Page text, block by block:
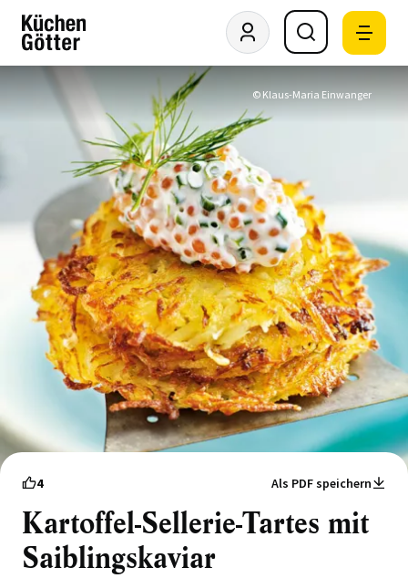
© Klaus-Maria Einwanger
4 Als PDF speichern
Kartoffel-Sellerie-Tartes mit
Saiblingskaviar